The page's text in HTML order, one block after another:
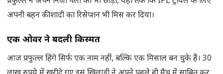
अपनी बहन की शादी का रिसेप्शन भी मिस कर दिया।
एक ओवर ने बदली किस्मत
आज प्रफुल्ल हिंगे सिर्फ एक नाम नहीं, बल्कि एक मिसाल बन चुके हैं। 30